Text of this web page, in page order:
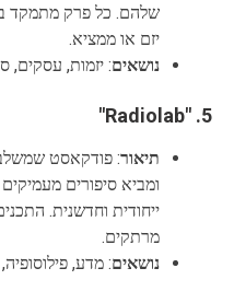
שלהם. כל פרק מתמקד
יזם או ממציא.
נושאים: יזמות, עסקים,
5.
"Radiolab"
תיאור: פודקאסט שמשלב
ומביא סיפורים
ייחודית וחדשנית.
מרתקים.
נושאים: מדע,